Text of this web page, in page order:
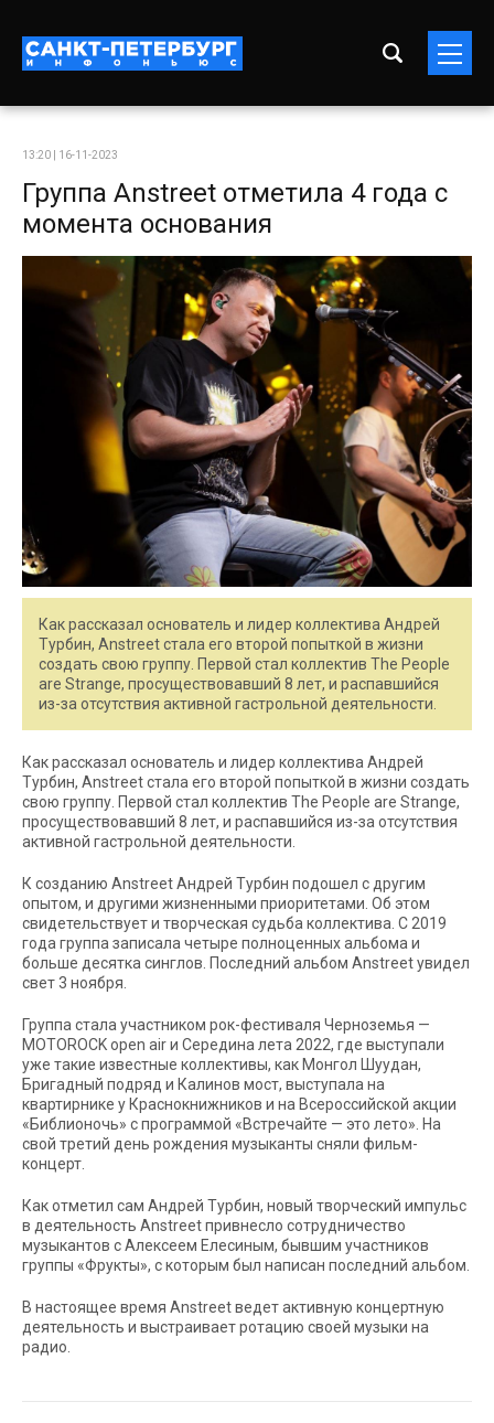
13:20 | 16-11-2023
Группа Anstreet отметила 4 года с
момента основания
Как рассказал основатель и лидер коллектива Андрей
Турбин, Anstreet стала его второй попыткой в жизни
создать свою группу. Первой стал коллектив The People
are Strange, просуществовавший 8 лет, и распавшийся
из-за отсутствия активной гастрольной деятельности.
Как рассказал основатель и лидер коллектива Андрей
Турбин, Anstreet стала его второй попыткой в жизни создать
свою группу. Первой стал коллектив The People are Strange,
просуществовавший 8 лет, и распавшийся из-за отсутствия
активной гастрольной деятельности.
К созданию Anstreet Андрей Турбин подошел с другим
опытом, и другими жизненными приоритетами. Об этом
свидетельствует и творческая судьба коллектива. С 2019
года группа записала четыре полноценных альбома и
больше десятка синглов. Последний альбом Anstreet увидел
свет 3 ноября.
Группа стала участником рок-фестиваля Черноземья —
MOTOROCK open air и Середина лета 2022, где выступали
уже такие известные коллективы, как Монгол Шуудан,
Бригадный подряд и Калинов мост, выступала на
квартирнике у Краснокнижников и на Всероссийской акции
«Библионочь» с программой «Встречайте — это лето». На
свой третий день рождения музыканты сняли фильм-
концерт.
Как отметил сам Андрей Турбин, новый творческий импульс
в деятельность Anstreet привнесло сотрудничество
музыкантов с Алексеем Елесиным, бывшим участников
группы «Фрукты», с которым был написан последний альбом.
В настоящее время Anstreet ведет активную концертную
деятельность и выстраивает ротацию своей музыки на
радио.